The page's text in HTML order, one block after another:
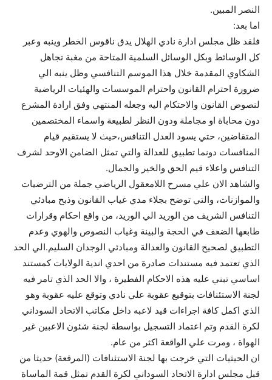
النصر المبين.
اما بعد:
فلقد ظل مجلس ادارة نادي الهلال يدق ناقوس الخطر وينبه وعبر
كل الوسائط وبكل الوسائل السلمية المتاحة من مغبة تجاهل
الشكاوي المقدمة خلال هذا الموسم التنافسي وظل ينبه الي
ضرورة احترام القانون واحترام الموسسات والهئيات الرياضية
لنصوص القانون والاحتكام اليه وجعله المنتهي وفق ارادة المشرع
دون محاباة او مجاملة ودون النظر لطبيعة واسماء المختصمين
المتقاضين، حتي يسود العدل التنافس،حيث لا يستقيم قيام
المنافسات دونما تطبيق للعدالة والتي تمثل الضامن الاوحد لشرف
التنافس واعلاء قيم الحق والخير والجمال.
والشاهد الان علي مسرح اللامعقول الرياضي جملة من الترضيات
والموازنات، والتي توضح بجلاء مدي غياب القانون وذبح مبادئي
التنافس الشريف من الوريد الي الوريد، من واقع احكام وقرارات
طابعها الضعف في الحجة والبينة وغياب النصوص والهوي وعدم
التطبيق لصحيح القانون والعدالة ومبادئي الوجدان السليم.الي الحد
الذي تعتمد فيه مستندات صادرة من احدي اندية الولايات كمستند
اساسي تبني عليه هذه الاحكام الفطيرة ، والا الحد الذي تامر فيه
لجنة الاستئنافات بتوقيع عقوبة علي نادي وتوقع عليه عقوبة وهو
الذي اكمل كافة اجراءات قيد لاعبه داخل مكاتب الاتحاد السوداني
لكرة القدم وتم اعتماد التسجيل بواسطة لجنة شئون الاعبين غير
الهواة ، ومرت علي الواقعة اكثر من عام.
ان الحيثيات التي خرجت بها لجنة الاستئنافات (المرقعة) حديثا من
قبل مجلس ادارة الاتحاد السوداني لكرة القدم تمثل قمة الماساة